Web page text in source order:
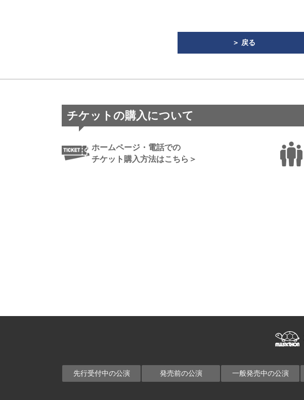
＞ 戻る
チケットの購入について
ホームページ・電話での
チケット購入方法はこちら＞
先行受付中の公演 発売前の公演 一般発売中の公演